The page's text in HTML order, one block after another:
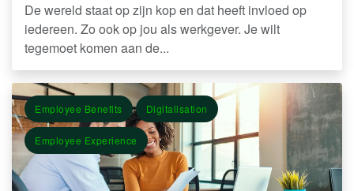
De wereld staat op zijn kop en dat heeft invloed op
iedereen. Zo ook op jou als werkgever. Je wilt
tegemoet komen aan de...
Employee Benefits Digitalisation
Employee Experience